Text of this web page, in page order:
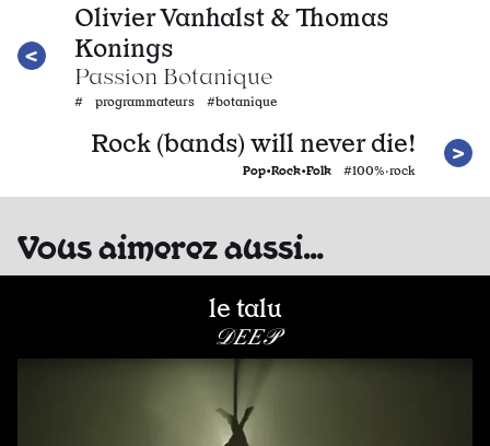
Olivier Vanhalst & Thomas
Konings
Passion Botanique
# programmateurs #botanique
Rock (bands) will never die!
Pop•Rock•Folk #100%·rock
Vous aimerez aussi…
le talu
𝒟𝐸𝐸𝒫